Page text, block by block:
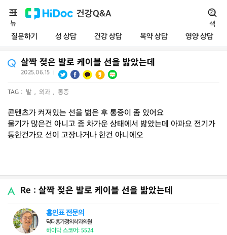
건강Q&A
질문하기 성 상담 건강 상담 복약 상담 영양 상담
메
뉴
검
색
살짝 젖은 발로 케이블 선을 밞았는데
2025.06.15
TAG : 발 , 외과 , 통증
콘텐츠가 켜져있는 선을 벎은 후 통증이 좀 있어요
물기가 많은건 아니고 좀 차가운 상태에서 밞았는데 아파요 전기가
통한건가요 선이 고장나거나 한건 아니에오
Re : 살짝 젖은 발로 케이블 선을 밞았는데
홍인표 전문의
닥터홍가정의학과의원
하이닥 스코어: 5524